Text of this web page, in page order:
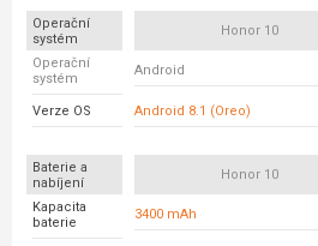
Operační
systém
Honor 10
Operační
systém
Android
Verze OS Android 8.1 (Oreo)
Baterie a
nabíjení
Honor 10
Kapacita
baterie
3400 mAh